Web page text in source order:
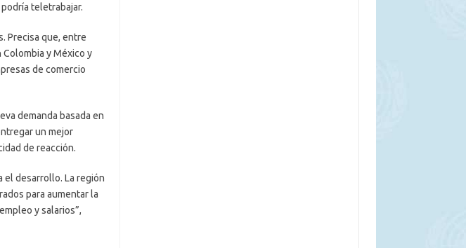
teletrabajar.
Precisa que, entre
y México y
de comercio
demanda basada en
un mejor
de reacción.
el desarrollo. La región
para aumentar la
y salarios”,